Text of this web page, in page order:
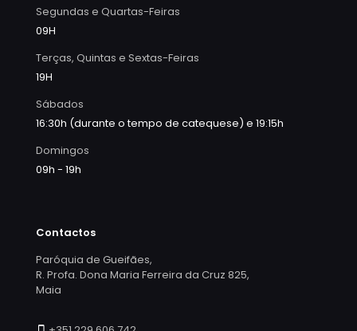
Segundas e Quartas-Feiras
09H
Terças, Quintas e Sextas-Feiras
19H
Sábados
16:30h (durante o tempo de catequese) e 19:15h
Domingos
09h - 19h
Contactos
Paróquia de Gueifães,
R. Profa. Dona Maria Ferreira da Cruz 825,
Maia